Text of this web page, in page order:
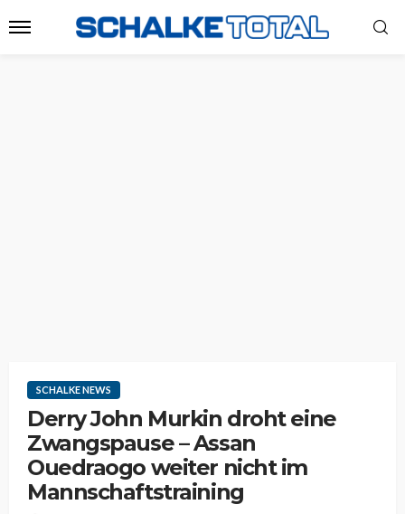
SCHALKE NEWS
Derry John Murkin droht eine
Zwangspause – Assan
Ouedraogo weiter nicht im
Mannschaftstraining